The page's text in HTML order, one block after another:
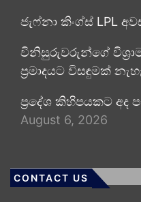
ජැෆ්නා කිංග්ස් LPL
විනිසුරුවරුන්ගේ
ප්‍රමාදයට විසඳුමක්
ප්‍රදේශ කිහිපයකට අද
August 6, 2026
CONTACT US